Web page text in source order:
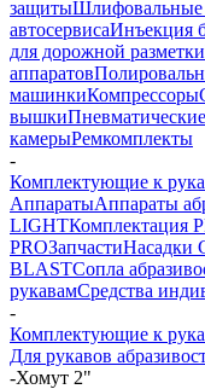
защиты
автосервисаИнъекция
для дорожной разметки
аппаратов
машинкиКомпрессоры
вышки
камерыРемкомплекты
-
Комплектующие к
АппаратыАппараты
LIGHTКомплектация
PROЗапчастиНасадки
BLASTСопла
рукавамСредства
-
Комплектующие к
Для рукавов
-Хомут 2"